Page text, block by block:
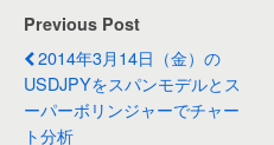
Previous Post
2014年3月14日（金）の
USDJPYをスパンモデルとス
ーパーボリンジャーでチャー
ト分析